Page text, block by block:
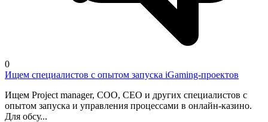
0
Ищем специалистов с опытом запуска iGaming-проектов
Ищем Project manager, COO, CEO и других специалистов с
опытом запуска и управления процессами в онлайн-казино.
Для обсу...